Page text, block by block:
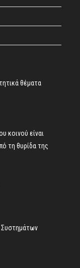
θέματα
κοινού είναι
τη θυρίδα της
Συστημάτων